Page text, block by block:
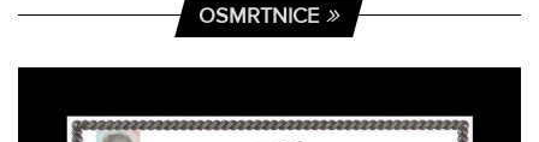
OSMRTNICE